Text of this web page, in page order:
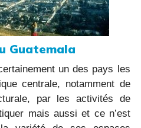
Guatemala
un des pays les
centrale, notamment de
par les activités de
mais aussi et ce n’est